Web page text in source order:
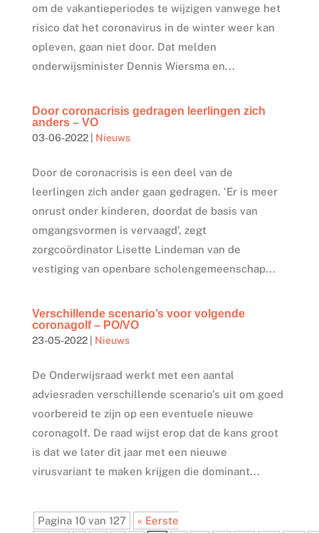
om de vakantieperiodes te wijzigen vanwege het
risico dat het coronavirus in de winter weer kan
opleven, gaan niet door. Dat melden
onderwijsminister Dennis Wiersma en...
Door coronacrisis gedragen leerlingen zich
anders – VO
03-06-2022| Nieuws
Door de coronacrisis is een deel van de
leerlingen zich ander gaan gedragen. ‘Er is meer
onrust onder kinderen, doordat de basis van
omgangsvormen is vervaagd’, zegt
zorgcoördinator Lisette Lindeman van de
vestiging van openbare scholengemeenschap...
Verschillende scenario’s voor volgende
coronagolf – PO/VO
23-05-2022| Nieuws
De Onderwijsraad werkt met een aantal
adviesraden verschillende scenario’s uit om goed
voorbereid te zijn op een eventuele nieuwe
coronagolf. De raad wijst erop dat de kans groot
is dat we later dit jaar met een nieuwe
virusvariant te maken krijgen die dominant...
Pagina 10 van 127
« Eerste